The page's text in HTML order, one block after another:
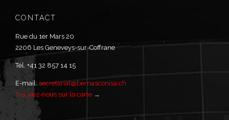
CONTACT
Rue du 1er Mars 20
2206 Les Geneveys-sur-Coffrane
Tél. +41 32 857 14 15
E-mail: secretariat@bernasconisa.ch
Trouvez-nous sur la carte →